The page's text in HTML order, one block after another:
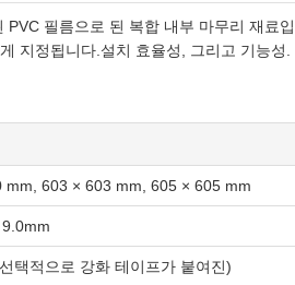
필름으로 된 복합 내부 마무리 재
지정됩니다.설치 효율성, 그리고 기능성.
603 × 603 mm, 605 × 605 mm
택적으로 강화 테이프가 붙여진)